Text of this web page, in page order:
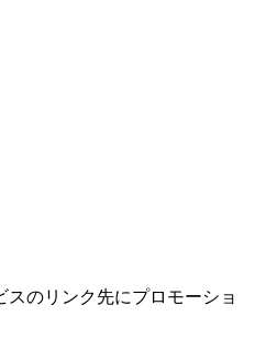
のリンク先にプロモーショ